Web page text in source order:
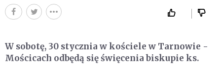
W sobotę, 30 stycznia w kościele w Tarnowie -
Mościcach odbędą się święcenia biskupie ks.